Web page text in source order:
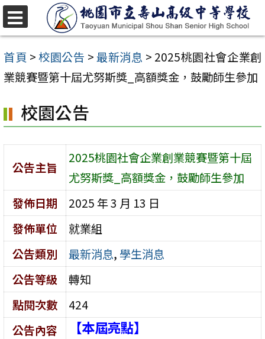
跳
至
主
要
容
區
首頁 >校園公告 >最新消息 > 2025桃園社會企業創
業競賽暨第十屆尤努斯獎_高額獎金，鼓勵師生參加
校園公告
公告主旨
2025桃園社會企業創業競賽暨第十屆
尤努斯獎_高額獎金，鼓勵師生參加
發佈日期
2025 年 3 月 13 日
發佈單位
就業組
公告類別
最新消息, 學生消息
公告等級
轉知
點閱次數
424
公告內容
【本屆亮點】
選
單